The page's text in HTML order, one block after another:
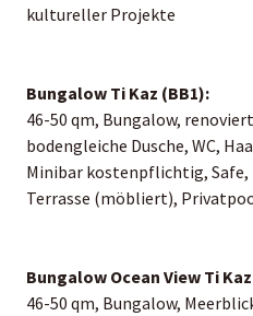
kultureller Projekte
Bungalow Ti Kaz (BB1):
46-50 qm, Bungalow,
bodengleiche Dusche, WC,
Minibar kostenpflichtig, Safe,
Terrasse (möbliert),
Bungalow Ocean View Ti
46-50 qm, Bungalow,